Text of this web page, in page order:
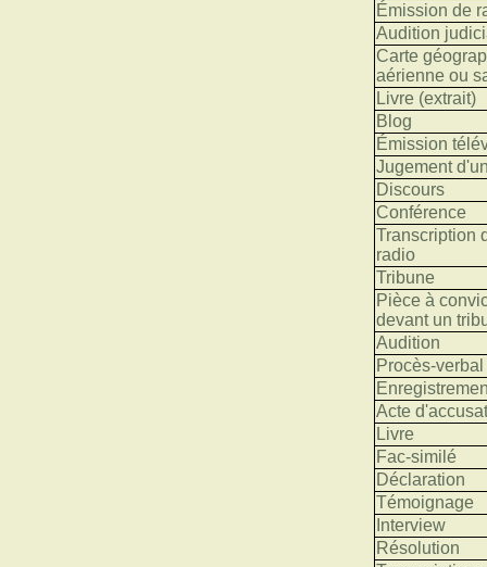
Émission de
Audition
Carte
aérienne ou
Livre (extrait)
Blog
Émission
Jugement
Discours
Conférence
Transcription
radio
Tribune
Pièce à
devant un
Audition
Procès-
Acte
Livre
Fac-similé
Déclaration
Témoignage
Interview
Résolution